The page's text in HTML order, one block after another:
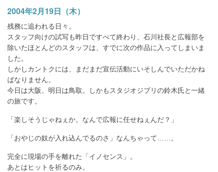
2004年2月19日（木）
残務に追われる日々。
スタッフ向けの試写も昨日ですべて終わり、石川社長と広報部を
除いたほとんどのスタッフは、すでに次の作品に入ってしまいま
した。
しかしカントクには、まだまだ宣伝活動にいそしんでいただかね
ばなりません。
今日は大阪、明日は鳥取。しかもスタジオジブリの鈴木氏と一緒
の旅です。
「楽しそうじゃねぇか。なんで広報に任せねぇんだ？」
「おやじの奴が入れ込んでるのさ」なんちゃって……。
完全に現場の手を離れた「イノセンス」。
あとはヒットを祈るのみ。